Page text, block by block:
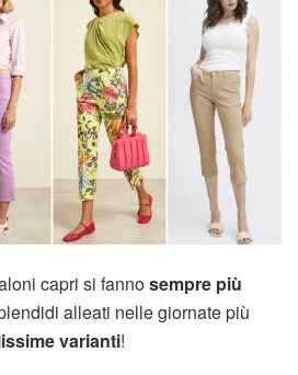
capri si fannosempre più
alleati nelle giornate più
varianti!